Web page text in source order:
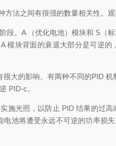
之间有很强的数量相关性。观
。A （优化电池）模块和 S（
模块背面的衰退大部分是可逆
的影响。有两种不同的PID
PID-c。
光照，以防止 PID 结果的过
池将遭受永远不可逆的功率